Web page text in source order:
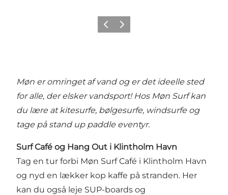
ForrigeNæste
Møn er omringet af vand og er det ideelle sted
for alle, der elsker vandsport! Hos Møn Surf kan
du lære at kitesurfe, bølgesurfe, windsurfe og
tage på stand up paddle eventyr.
Surf Café og Hang Out i Klintholm Havn
Tag en tur forbi Møn Surf Café i Klintholm Havn
og nyd en lækker kop kaffe på stranden. Her
kan du også leje SUP-boards og